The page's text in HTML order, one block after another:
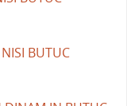
BUTUC